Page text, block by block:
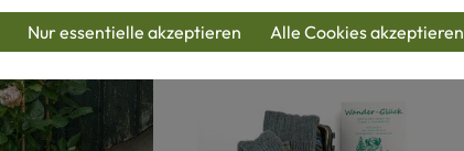
Nur essentielle akzeptieren Alle Cookies akzeptieren